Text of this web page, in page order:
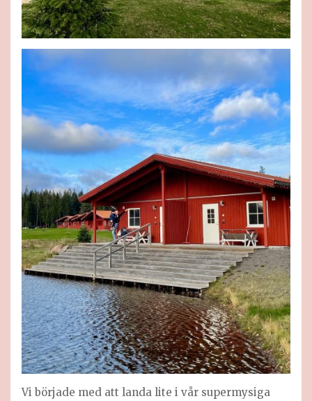
Vi började med att landa lite i vår supermysiga